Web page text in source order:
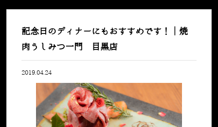
記念日のディナーにもおすすめです！｜焼
肉うしみつ一門 目黒店
2019.04.24